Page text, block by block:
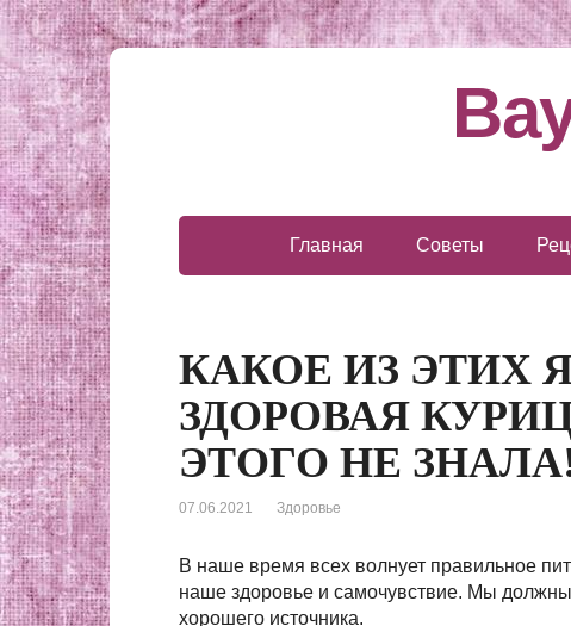
Главная Советы
КАКОЕ ИЗ ЭТИХ
ЗДОРОВАЯ
ЭТОГО НЕ
07.06.2021 Здоровье
В наше время всех волнует правильное
наше здоровье и самочувствие. Мы
хорошего источника.